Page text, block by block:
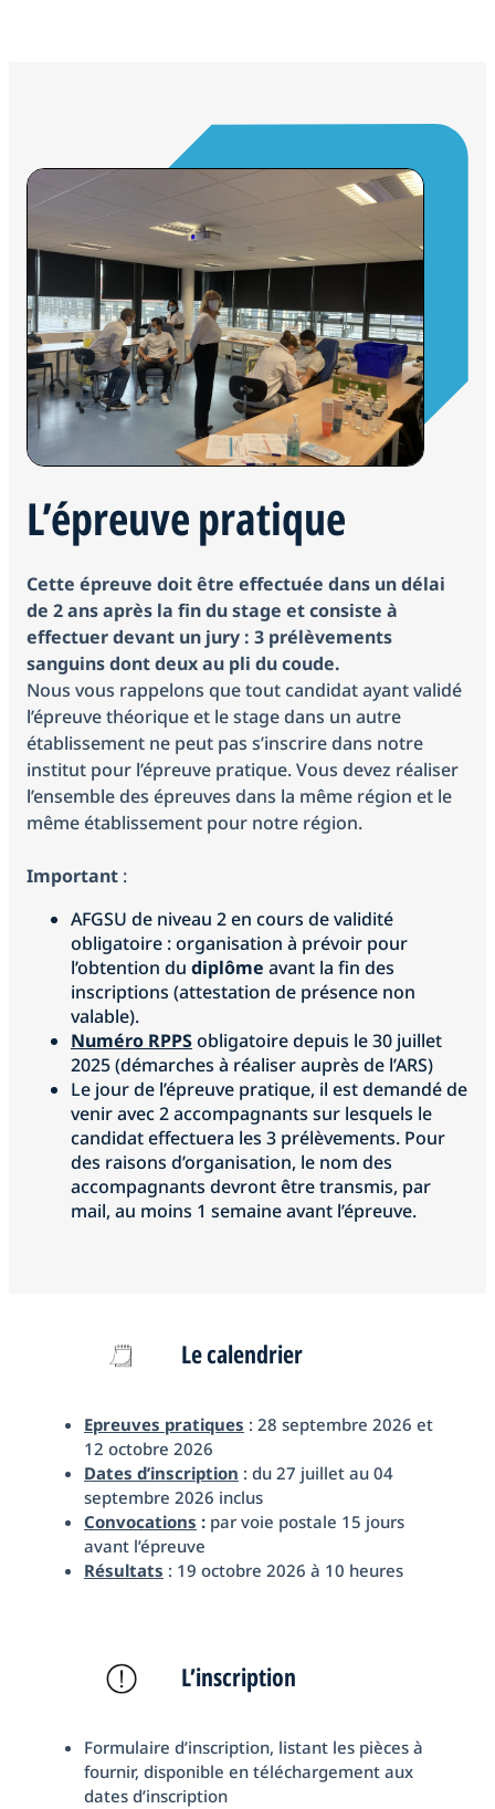
L’épreuve pratique
Cette épreuve doit être effectuée dans un délai
de 2 ans après la fin du stage et consiste à
effectuer devant un jury : 3 prélèvements
sanguins dont deux au pli du coude.
Nous vous rappelons que tout candidat ayant validé
l’épreuve théorique et le stage dans un autre
établissement ne peut pas s’inscrire dans notre
institut pour l’épreuve pratique. Vous devez réaliser
l’ensemble des épreuves dans la même région et le
même établissement pour notre région.
Important :
AFGSU de niveau 2 en cours de validité
obligatoire : organisation à prévoir pour
l’obtention du diplôme avant la fin des
inscriptions (attestation de présence non
valable).
Numéro RPPSobligatoire depuis le 30 juillet
2025 (démarches à réaliser auprès de l’ARS)
Le jour de l’épreuve pratique, il est demandé de
venir avec 2 accompagnants sur lesquels le
candidat effectuera les 3 prélèvements. Pour
des raisons d’organisation, le nom des
accompagnants devront être transmis, par
mail, au moins 1 semaine avant l’épreuve.
Le calendrier
Epreuves pratiques : 28 septembre 2026 et
12 octobre 2026
Dates d’inscription : du 27 juillet au 04
septembre 2026 inclus
Convocations : par voie postale 15 jours
avant l’épreuve
Résultats : 19 octobre 2026 à 10 heures
L’inscription
Formulaire d’inscription, listant les pièces à
fournir, disponible en téléchargement aux
dates d’inscription